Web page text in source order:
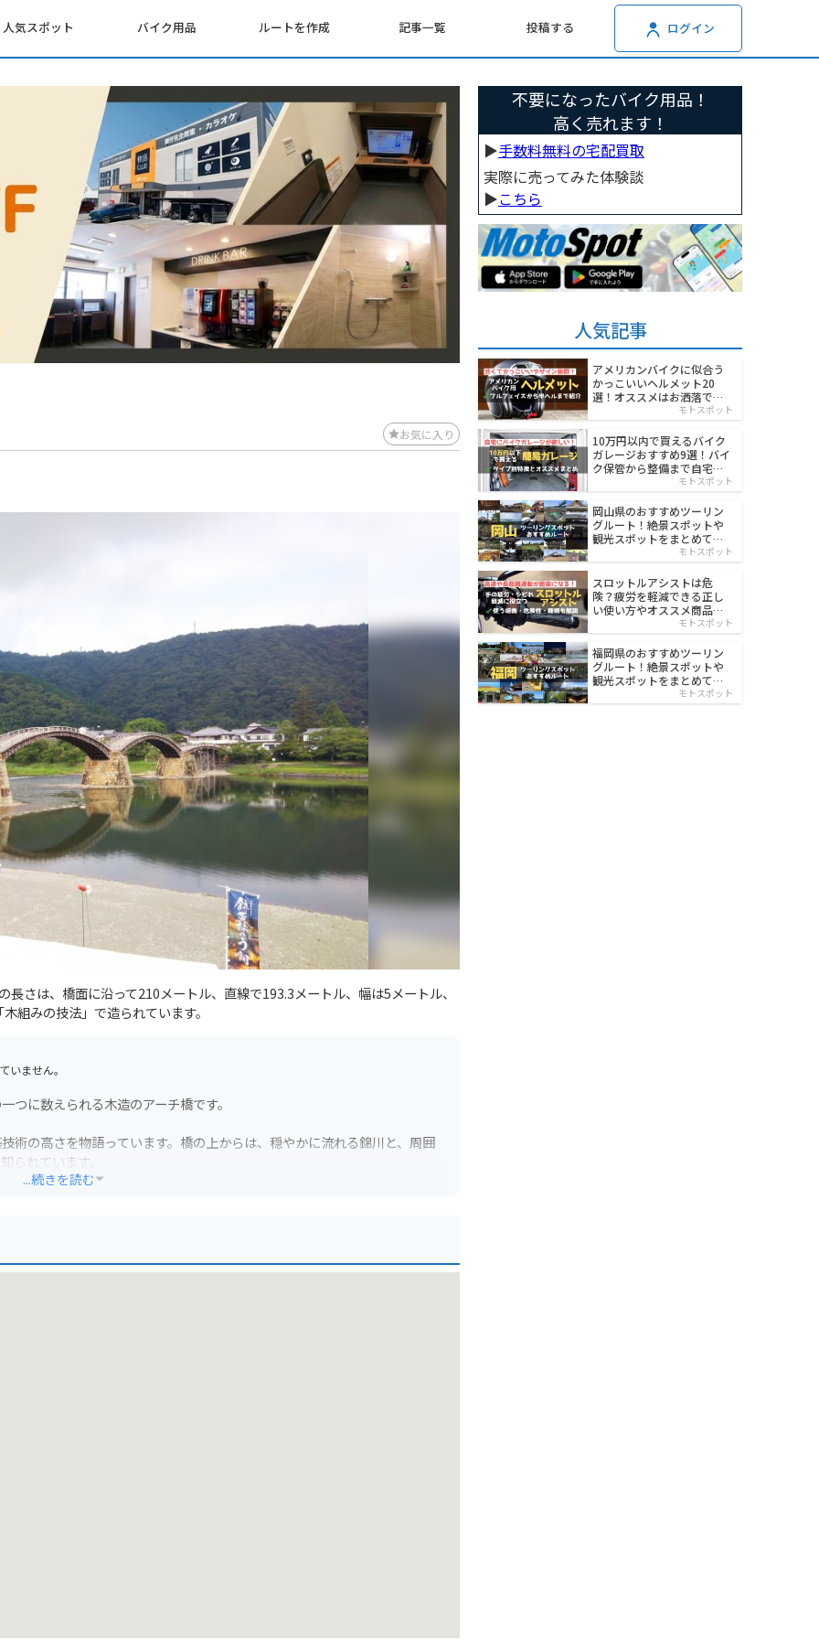
人気スポット バイク用品 ルートを作成 記事一覧 投稿する ログイン
お気に入り
さは、橋面に沿って210メートル、直線で193.3メートル、幅は5メートル、
組みの技法」で造られています。
ません。
つに数えられる木造のアーチ橋です。
術の高さを物語っています。橋の上からは、穏やかに流れる錦川と、周囲
られています。
...続きを読む
不要になったバイク用品！
高く売れます！
▶︎手数料無料の宅配買取
実際に売ってみた体験談
▶︎こちら
人気記事
アメリカンバイクに似合う
かっこいいヘルメット20
選！オススメはお洒落でワ
モトスポット
10万円以内で買えるバイク
ガレージおすすめ9選！バイ
ク保管から整備まで自宅で
モトスポット
岡山県のおすすめツーリン
グルート！絶景スポットや
観光スポットをまとめて紹
モトスポット
スロットルアシストは危
険？疲労を軽減できる正し
い使い方やオススメ商品を
モトスポット
福岡県のおすすめツーリン
グルート！絶景スポットや
観光スポットをまとめて紹
モトスポット